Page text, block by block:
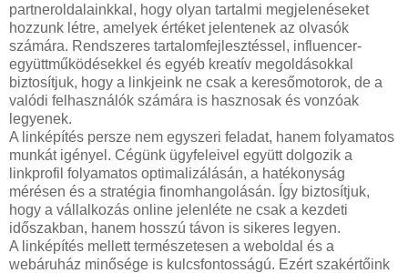
partneroldalainkkal, hogy olyan tartalmi megjelenéseket
hozzunk létre, amelyek értéket jelentenek az olvasók
számára. Rendszeres tartalomfejlesztéssel, influencer-
együttműködésekkel és egyéb kreatív megoldásokkal
biztosítjuk, hogy a linkjeink ne csak a keresőmotorok, de a
valódi felhasználók számára is hasznosak és vonzóak
legyenek.
A linképítés persze nem egyszeri feladat, hanem folyamatos
munkát igényel. Cégünk ügyfeleivel együtt dolgozik a
linkprofil folyamatos optimalizálásán, a hatékonyság
mérésen és a stratégia finomhangolásán. Így biztosítjuk,
hogy a vállalkozás online jelenléte ne csak a kezdeti
időszakban, hanem hosszú távon is sikeres legyen.
A linképítés mellett természetesen a weboldal és a
webáruház minősége is kulcsfontosságú. Ezért szakértőink